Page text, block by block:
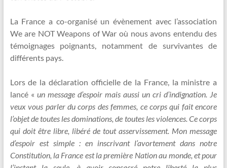
La France a co-organisé un évènement avec l’association
We are NOT Weapons of War où nous avons entendu des
témoignages poignants, notamment de survivantes de
différents pays.
Lors de la déclaration officielle de la France, la ministre a
lancé « un message d’espoir mais aussi un cri d’indignation. Je
veux vous parler du corps des femmes, ce corps qui fait encore
l’objet de toutes les dominations, de toutes les violences. Ce corps
qui doit être libre, libéré de tout asservissement. Mon message
d’espoir est simple : en inscrivant l’avortement dans notre
Constitution, la France est la première Nation au monde, et pour